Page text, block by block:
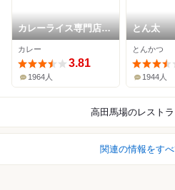
カレーライス専門店
ブラザー
カレー
3.81
1964人
とん太
とんかつ
1944人
高田馬場のレスト
関連の情報をす